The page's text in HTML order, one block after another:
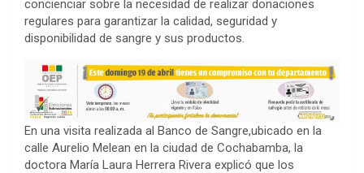
concienciar sobre la necesidad de realizar donaciones
regulares para garantizar la calidad, seguridad y
disponibilidad de sangre y sus productos.
En una visita realizada al Banco de Sangre,ubicado en la
calle Aurelio Melean en la ciudad de Cochabamba, la
doctora María Laura Herrera Rivera explicó que los